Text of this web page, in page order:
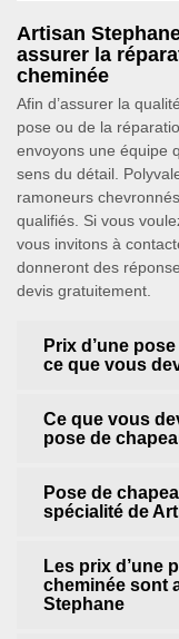
Artisan
assurer la
cheminée
Afin d’assurer la
pose ou de la
envoyons une équipe
sens du détail.
ramoneurs
qualifiés. Si vous
vous invitons à
donneront des
devis gratuitement.
Prix d’une
ce que vous
Ce que vous
pose de
Pose de
spécialité de
Les prix d’une
cheminée sont
Stephane